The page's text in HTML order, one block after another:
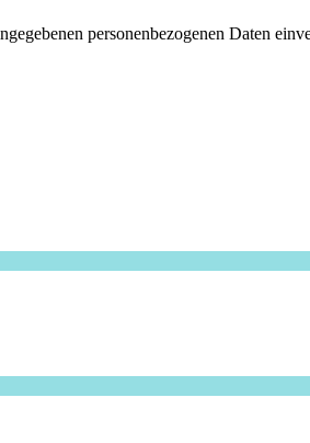
personenbezogenen Daten